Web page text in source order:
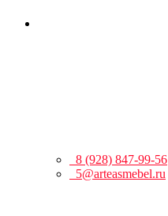
8 (928) 847-99-56
5@arteasmebel.ru